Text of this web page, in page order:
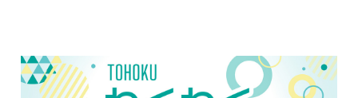
研究センター（https://www.kasseiken.jp/）
東北6県ならびに新潟県の小学生・中学生・高校生を対象と